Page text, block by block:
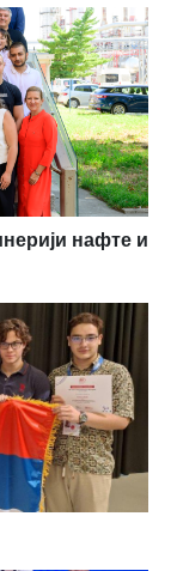
нафте и